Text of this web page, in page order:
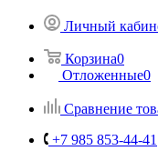
Личный
Корзина0
Отложенные0
Сравнение
+7 985 853-44-41